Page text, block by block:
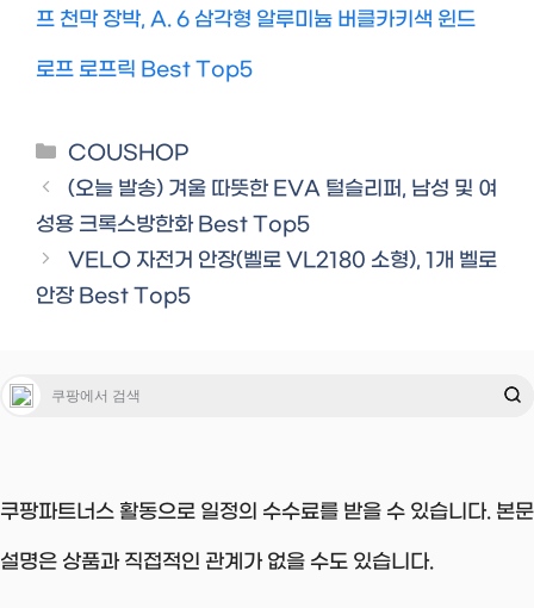
프 천막 장박, A. 6 삼각형 알루미늄 버클카키색 윈드
로프 로프릭 Best Top5
Categories
COUSHOP
(오늘 발송) 겨울 따뜻한 EVA 털슬리퍼, 남성 및 여
성용 크록스방한화 Best Top5
VELO 자전거 안장(벨로 VL2180 소형), 1개 벨로
안장 Best Top5
쿠팡파트너스 활동으로 일정의 수수료를 받을 수 있습니다. 본문
설명은 상품과 직접적인 관계가 없을 수도 있습니다.